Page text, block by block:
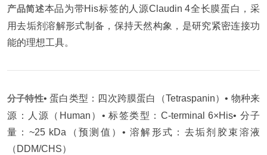
产品简述本品为带His标签的人源Claudin 4全长膜蛋白，采
用去垢剂溶解形式制备，保持天然构象，是研究紧密连接功
能的理想工具。
分子特性• 蛋白类型：四次跨膜蛋白（Tetraspanin）• 物种来
源：人源（Human） • 标签类型：C-terminal 6×His• 分子
量：~25 kDa（预测值）• 溶解形式：去垢剂胶束溶液
（DDM/CHS）